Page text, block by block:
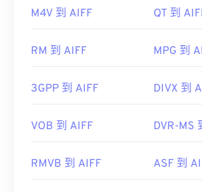
需要转换 AIFF 文件（例如 MP3 文
开发者： Apple Inc.
有用的链接：
https://en.wikipedia.org/wiki/
2619569
M4V 到 AIFF QT 到
RM 到 AIFF MPG 到
3GPP 到 AIFF DIVX 到
VOB 到 AIFF DVR-MS
RMVB 到 AIFF ASF 到